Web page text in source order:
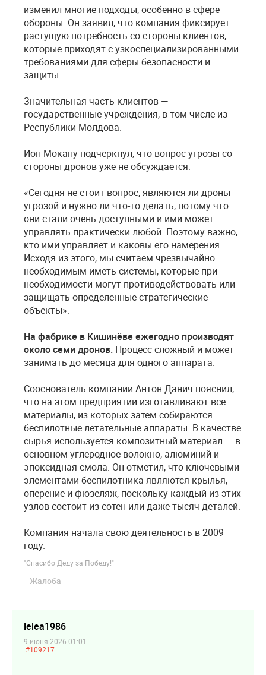
изменил многие подходы, особенно в сфере
обороны. Он заявил, что компания фиксирует
растущую потребность со стороны клиентов,
которые приходят с узкоспециализированными
требованиями для сферы безопасности и
защиты.
Значительная часть клиентов —
государственные учреждения, в том числе из
Республики Молдова.
Ион Мокану подчеркнул, что вопрос угрозы со
стороны дронов уже не обсуждается:
«Сегодня не стоит вопрос, являются ли дроны
угрозой и нужно ли что-то делать, потому что
они стали очень доступными и ими может
управлять практически любой. Поэтому важно,
кто ими управляет и каковы его намерения.
Исходя из этого, мы считаем чрезвычайно
необходимым иметь системы, которые при
необходимости могут противодействовать или
защищать определённые стратегические
объекты».
На фабрике в Кишинёве ежегодно производят
около семи дронов. Процесс сложный и может
занимать до месяца для одного аппарата.
Сооснователь компании Антон Данич пояснил,
что на этом предприятии изготавливают все
материалы, из которых затем собираются
беспилотные летательные аппараты. В качестве
сырья используется композитный материал — в
основном углеродное волокно, алюминий и
эпоксидная смола. Он отметил, что ключевыми
элементами беспилотника являются крылья,
оперение и фюзеляж, поскольку каждый из этих
узлов состоит из сотен или даже тысяч деталей.
Компания начала свою деятельность в 2009
году.
"Спасибо Деду за Победу!"
Жалоба
lelea1986
9 июня 2026 01:01
#109217